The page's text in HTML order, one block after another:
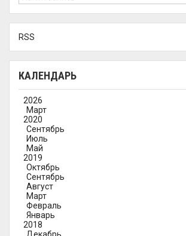
RSS
КАЛЕНДАРЬ
2026
Март
2020
Сентябрь
Июль
Май
2019
Октябрь
Сентябрь
Август
Март
Февраль
Январь
2018